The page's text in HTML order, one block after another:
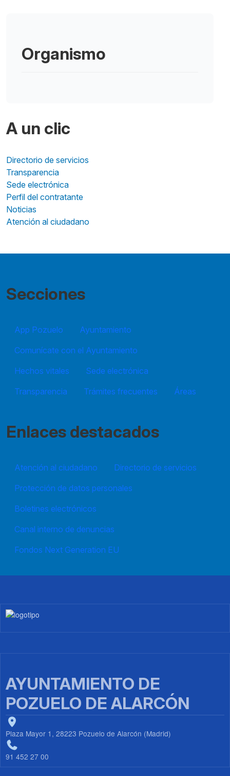
Organismo
A un clic
Directorio de servicios
Transparencia
Sede electrónica
Perfil del contratante
Noticias
Atención al ciudadano
Secciones
App Pozuelo
Ayuntamiento
Comunícate con el Ayuntamiento
Hechos vitales
Sede electrónica
Transparencia
Trámites frecuentes Áreas
Enlaces destacados
Atención al ciudadano
Directorio de servicios
Protección de datos personales
Boletines electrónicos
Canal interno de denuncias
Fondos Next Generation EU
Imagen
AYUNTAMIENTO DE
POZUELO DE ALARCÓN
Plaza Mayor 1, 28223 Pozuelo de Alarcón (Madrid)
91 452 27 00